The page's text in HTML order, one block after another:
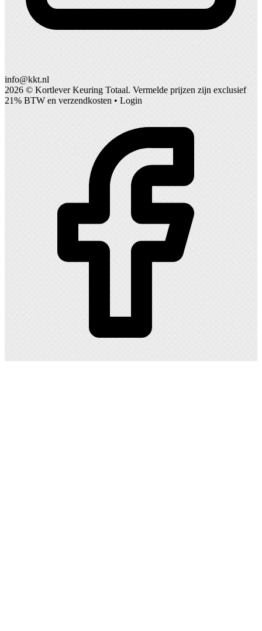
info@kkt.nl
2026 © Kortlever Keuring Totaal. Vermelde prijzen zijn exclusief
21% BTW en verzendkosten • Login